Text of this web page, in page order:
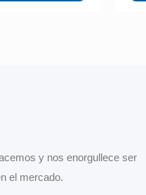
y nos enorgullece ser
el mercado.